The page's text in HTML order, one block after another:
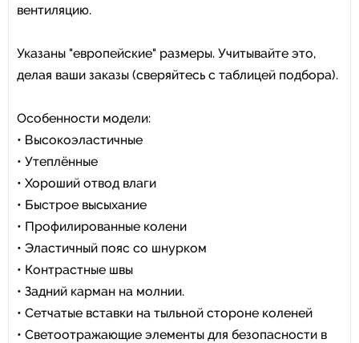
вентиляцию.
Указаны "европейские" размеры. Учитывайте это,
делая ваши заказы (сверяйтесь с таблицей подбора).
Особенности модели:
• Высокоэластичные
• Утеплённые
• Хороший отвод влаги
• Быстрое высыхание
• Профилированные колени
• Эластичный пояс со шнурком
• Контрастные швы
• Задний карман на молнии.
• Сетчатые вставки на тыльной стороне коленей
• Светоотражающие элементы для безопасности в